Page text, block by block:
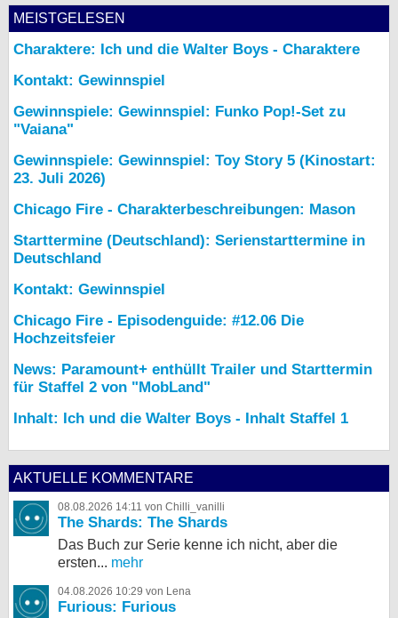
MEISTGELESEN
Charaktere: Ich und die Walter Boys - Charaktere
Kontakt: Gewinnspiel
Gewinnspiele: Gewinnspiel: Funko Pop!-Set zu
"Vaiana"
Gewinnspiele: Gewinnspiel: Toy Story 5 (Kinostart:
23. Juli 2026)
Chicago Fire - Charakterbeschreibungen: Mason
Starttermine (Deutschland): Serienstarttermine in
Deutschland
Kontakt: Gewinnspiel
Chicago Fire - Episodenguide: #12.06 Die
Hochzeitsfeier
News: Paramount+ enthüllt Trailer und Starttermin
für Staffel 2 von "MobLand"
Inhalt: Ich und die Walter Boys - Inhalt Staffel 1
AKTUELLE KOMMENTARE
08.08.2026 14:11 von Chilli_vanilli
The Shards: The Shards
Das Buch zur Serie kenne ich nicht, aber die
ersten... mehr
04.08.2026 10:29 von Lena
Furious: Furious